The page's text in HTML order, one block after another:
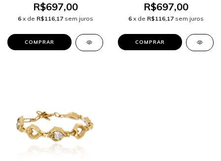
R$697,00
6 x de R$116,17 sem juros
R$697,00
6 x de R$116,17 sem juros